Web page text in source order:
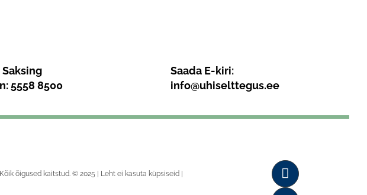
5558 8500
Saada E-kiri:
info@uhiselttegus.ee
õigused kaitstud. © 2025 | Leht ei kasuta küpsiseid |